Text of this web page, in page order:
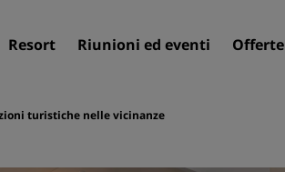
Resort Riunioni ed eventi Offerte
turistiche nelle vicinanze